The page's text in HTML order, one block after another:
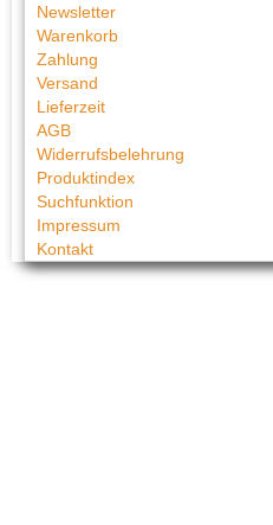
Newsletter
Warenkorb
Zahlung
Versand
Lieferzeit
AGB
Widerrufsbelehrung
Produktindex
Suchfunktion
Impressum
Kontakt